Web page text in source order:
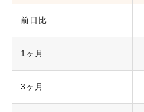
前日比
1ヶ月
3ヶ月